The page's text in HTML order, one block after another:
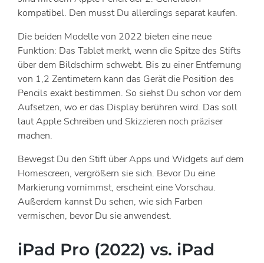
kompatibel. Den musst Du allerdings separat kaufen.
Die beiden Modelle von 2022 bieten eine neue
Funktion: Das Tablet merkt, wenn die Spitze des Stifts
über dem Bildschirm schwebt. Bis zu einer Entfernung
von 1,2 Zentimetern kann das Gerät die Position des
Pencils exakt bestimmen. So siehst Du schon vor dem
Aufsetzen, wo er das Display berühren wird. Das soll
laut Apple Schreiben und Skizzieren noch präziser
machen.
Bewegst Du den Stift über Apps und Widgets auf dem
Homescreen, vergrößern sie sich. Bevor Du eine
Markierung vornimmst, erscheint eine Vorschau.
Außerdem kannst Du sehen, wie sich Farben
vermischen, bevor Du sie anwendest.
iPad Pro (2022) vs. iPad